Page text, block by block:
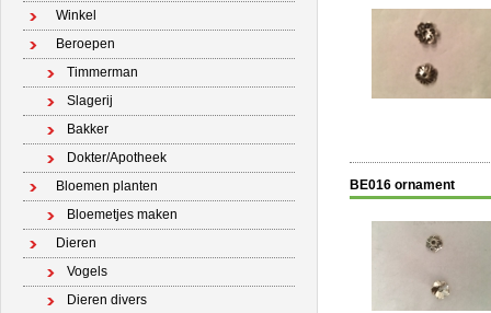
Winkel
Beroepen
Timmerman
Slagerij
Bakker
Dokter/Apotheek
Bloemen planten
Bloemetjes maken
Dieren
Vogels
Dieren divers
BE016 ornament